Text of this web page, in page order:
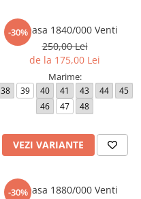
-30%
Camasa 1840/000 Venti
250,00 Lei
de la 175,00 Lei
Marime:
38 39 40 41 43 44
45
46
47 48
VEZI VARIANTE
-30%
Camasa 1880/000 Venti